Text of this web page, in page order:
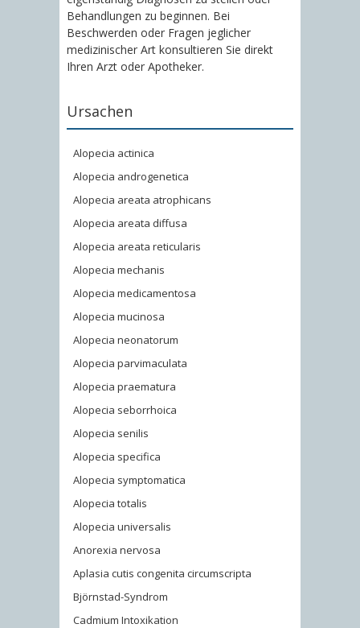
Behandlungen zu beginnen. Bei
Beschwerden oder Fragen jeglicher
medizinischer Art konsultieren Sie direkt
Ihren Arzt oder Apotheker.
Ursachen
Alopecia actinica
Alopecia androgenetica
Alopecia areata atrophicans
Alopecia areata diffusa
Alopecia areata reticularis
Alopecia mechanis
Alopecia medicamentosa
Alopecia mucinosa
Alopecia neonatorum
Alopecia parvimaculata
Alopecia praematura
Alopecia seborrhoica
Alopecia senilis
Alopecia specifica
Alopecia symptomatica
Alopecia totalis
Alopecia universalis
Anorexia nervosa
Aplasia cutis congenita circumscripta
Björnstad-Syndrom
Cadmium Intoxikation